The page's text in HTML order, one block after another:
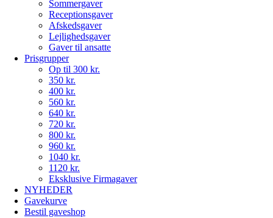
Sommergaver
Receptionsgaver
Afskedsgaver
Lejlighedsgaver
Gaver til ansatte
Prisgrupper
Op til 300 kr.
350 kr.
400 kr.
560 kr.
640 kr.
720 kr.
800 kr.
960 kr.
1040 kr.
1120 kr.
Eksklusive Firmagaver
NYHEDER
Gavekurve
Bestil gaveshop